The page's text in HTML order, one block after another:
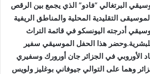
البرتغالي “فادو” الذي يجمع بين الرقص
التقليدية المحلية والمناطق الريفية
أدرجته اليونسكو في قائمة التراث
هذا الحفل الموسيقي سفير
الأوروبي في الجزائر جان أورورك وسفيري
وهما على التوالي جيوفاني بوغليز ولويس